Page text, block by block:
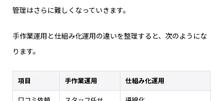
管理はさらに難しくなっていきます。
手作業運用と仕組み化運用の違いを整理すると、次のようにな
ります。
項目 手作業運用 仕組み化運用